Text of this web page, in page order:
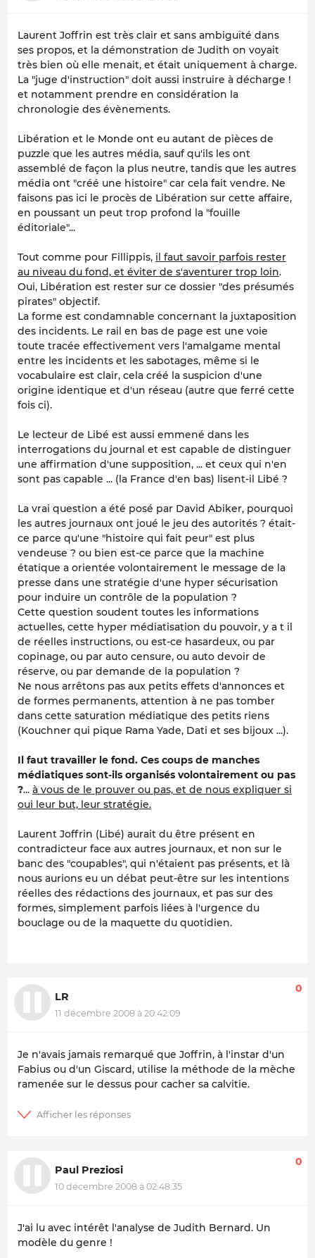
Laurent Joffrin est très clair et sans ambiguïté dans
ses propos, et la démonstration de Judith on voyait
très bien où elle menait, et était uniquement à charge.
La "juge d'instruction" doit aussi instruire à décharge !
et notamment prendre en considération la
chronologie des évènements.
Libération et le Monde ont eu autant de pièces de
puzzle que les autres média, sauf qu'ils les ont
assemblé de façon la plus neutre, tandis que les autres
média ont "créé une histoire" car cela fait vendre. Ne
faisons pas ici le procès de Libération sur cette affaire,
en poussant un peut trop profond la "fouille
éditoriale"...
Tout comme pour Fillippis, il faut savoir parfois rester
au niveau du fond, et éviter de s'aventurer trop loin.
Oui, Libération est rester sur ce dossier "des présumés
pirates" objectif.
La forme est condamnable concernant la juxtaposition
des incidents. Le rail en bas de page est une voie
toute tracée effectivement vers l'amalgame mental
entre les incidents et les sabotages, même si le
vocabulaire est clair, cela créé la suspicion d'une
origine identique et d'un réseau (autre que ferré cette
fois ci).
Le lecteur de Libé est aussi emmené dans les
interrogations du journal et est capable de distinguer
une affirmation d'une supposition, ... et ceux qui n'en
sont pas capable ... (la France d'en bas) lisent-il Libé ?
La vrai question a été posé par David Abiker, pourquoi
les autres journaux ont joué le jeu des autorités ? était-
ce parce qu'une "histoire qui fait peur" est plus
vendeuse ? ou bien est-ce parce que la machine
étatique a orientée volontairement le message de la
presse dans une stratégie d'une hyper sécurisation
pour induire un contrôle de la population ?
Cette question soudent toutes les informations
actuelles, cette hyper médiatisation du pouvoir, y a t il
de réelles instructions, ou est-ce hasardeux, ou par
copinage, ou par auto censure, ou auto devoir de
réserve, ou par demande de la population ?
Ne nous arrêtons pas aux petits effets d'annonces et
de formes permanents, attention à ne pas tomber
dans cette saturation médiatique des petits riens
(Kouchner qui pique Rama Yade, Dati et ses bijoux ...).
Il faut travailler le fond. Ces coups de manches
médiatiques sont-ils organisés volontairement ou pas
?... à vous de le prouver ou pas, et de nous expliquer si
oui leur but, leur stratégie.
Laurent Joffrin (Libé) aurait du être présent en
contradicteur face aux autres journaux, et non sur le
banc des "coupables", qui n'étaient pas présents, et là
nous aurions eu un débat peut-être sur les intentions
réelles des rédactions des journaux, et pas sur des
formes, simplement parfois liées à l'urgence du
bouclage ou de la maquette du quotidien.
LR
11 décembre 2008 à 20:42:09
0
Je n'avais jamais remarqué que Joffrin, à l'instar d'un
Fabius ou d'un Giscard, utilise la méthode de la mèche
ramenée sur le dessus pour cacher sa calvitie.
Paul Preziosi
10 décembre 2008 à 02:48:35
0
J'ai lu avec intérêt l'analyse de Judith Bernard. Un
modèle du genre !